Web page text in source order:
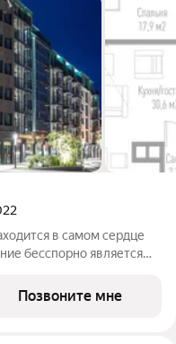
в самом сердце
бесспорно является
близость к
Позвоните мне